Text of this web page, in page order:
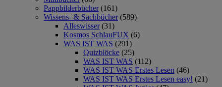
Pappbilderbücher (161)
Wissens- & Sachbücher (589)
Alleswisser (31)
Kosmos SchlauFUX (6)
WAS IST WAS (291)
Quizblöcke (25)
WAS IST WAS (112)
WAS IST WAS Erstes Lesen (46)
WAS IST WAS Erstes Lesen easy! (21)